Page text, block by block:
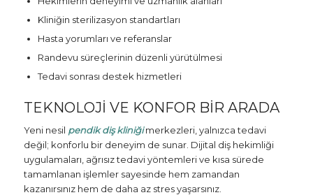
Kliniğin sterilizasyon standartları
Hasta yorumları ve referanslar
Randevu süreçlerinin düzenli yürütülmesi
Tedavi sonrası destek hizmetleri
TEKNOLOJI VE KONFOR BIR ARADA
Yeni nesil pendik diş kliniğimerkezleri, yalnızca tedavi
değil; konforlu bir deneyim de sunar. Dijital diş hekimliği
uygulamaları, ağrısız tedavi yöntemleri ve kısa sürede
tamamlanan işlemler sayesinde hem zamandan
kazanırsınız hem de daha az stres yaşarsınız.